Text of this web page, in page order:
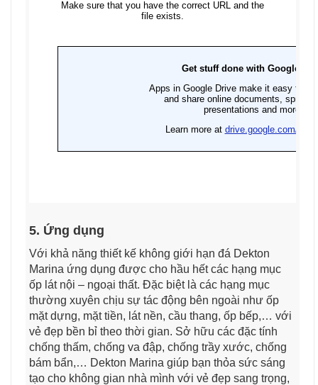
5. Ứng dụng
Với khả năng thiết kế không giới hạn đá Dekton
Marina ứng dụng được cho hầu hết các hạng mục
ốp lát nội – ngoại thất. Đặc biệt là các hạng mục
thường xuyên chịu sự tác động bên ngoài như ốp
mặt dựng, mặt tiền, lát nền, cầu thang, ốp bếp,… với
vẻ đẹp bền bỉ theo thời gian. Sở hữu các đặc tính
chống thấm, chống va đập, chống trầy xước, chống
bám bẩn,… Dekton Marina giúp bạn thỏa sức sáng
tạo cho không gian nhà mình với vẻ đẹp sang trọng,